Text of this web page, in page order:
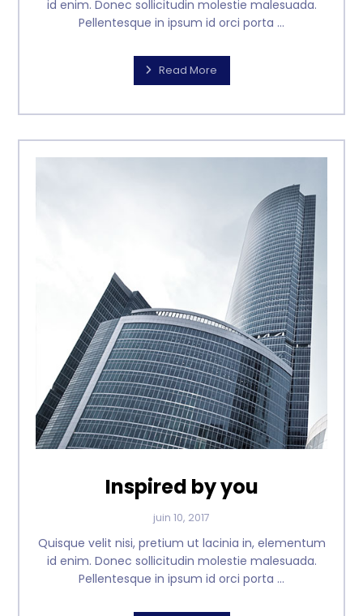
id enim. Donec sollicitudin molestie malesuada.
Pellentesque in ipsum id orci porta ...
Read More
Inspired by you
juin 10, 2017
Quisque velit nisi, pretium ut lacinia in, elementum
id enim. Donec sollicitudin molestie malesuada.
Pellentesque in ipsum id orci porta ...